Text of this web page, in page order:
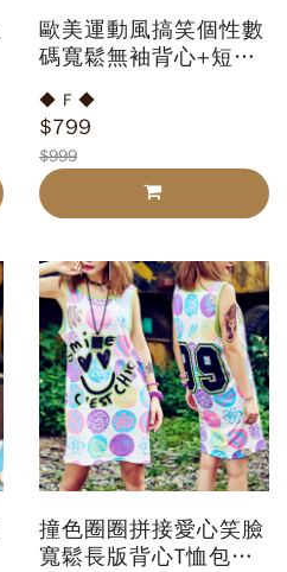
歐美運動風搞笑個性數
碼寬鬆無袖背心+短褲
◆ F ◆
$799
$999
撞色圈圈拼接愛心笑臉
寬鬆長版背心T恤包臀